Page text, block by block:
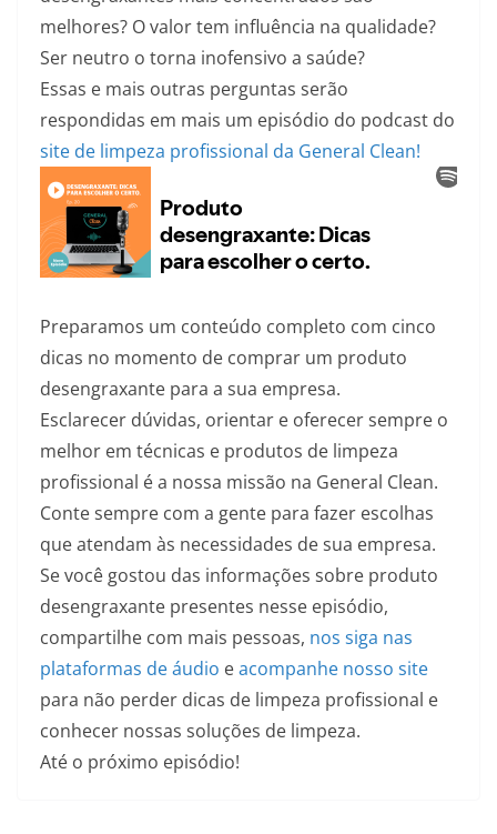
melhores? O valor tem influência na qualidade?
Ser neutro o torna inofensivo a saúde?
Essas e mais outras perguntas serão
respondidas em mais um episódio do podcast do
site de limpeza profissional da General Clean!
Preparamos um conteúdo completo com cinco
dicas no momento de comprar um produto
desengraxante para a sua empresa.
Esclarecer dúvidas, orientar e oferecer sempre o
melhor em técnicas e produtos de limpeza
profissional é a nossa missão na General Clean.
Conte sempre com a gente para fazer escolhas
que atendam às necessidades de sua empresa.
Se você gostou das informações sobre produto
desengraxante presentes nesse episódio,
compartilhe com mais pessoas, nos siga nas
plataformas de áudio eacompanhe nosso site
para não perder dicas de limpeza profissional e
conhecer nossas soluções de limpeza.
Até o próximo episódio!